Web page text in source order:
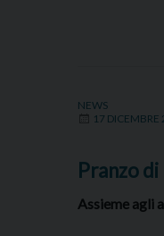
NEWS
17 DICEMBRE
Pranzo di
Assieme agli